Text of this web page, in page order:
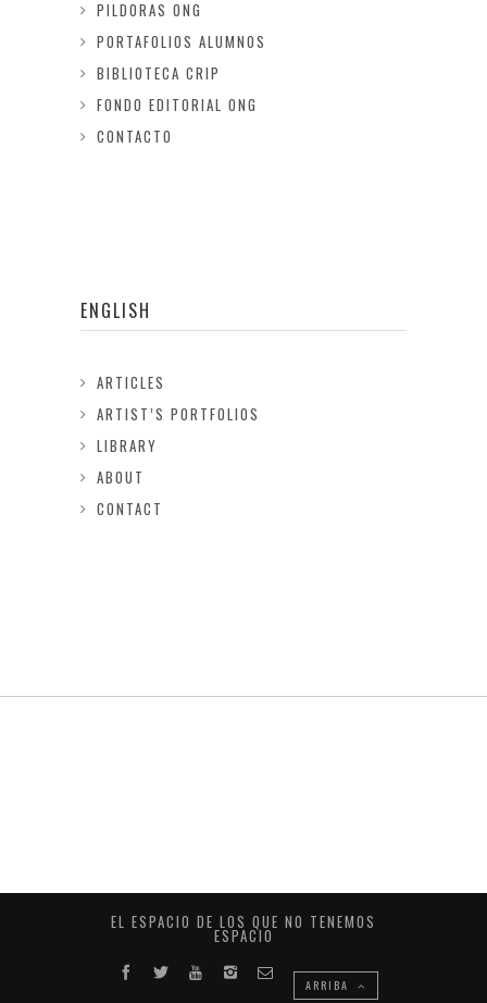
PILDORAS ONG
PORTAFOLIOS ALUMNOS
BIBLIOTECA CRIP
FONDO EDITORIAL ONG
CONTACTO
ENGLISH
ARTICLES
ARTIST’S PORTFOLIOS
LIBRARY
ABOUT
CONTACT
EL ESPACIO DE LOS QUE NO TENEMOS
ESPACIO
ARRIBA